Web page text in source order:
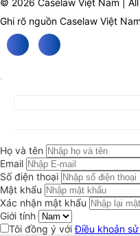
© 2026 Caselaw Việt Nam |
Ghi rõ nguồn Caselaw Việt
Họ và tên
Email
Số điện thoại
Mật khẩu
Xác nhận mật khẩu
Giới tính
Tôi đồng ý vớiĐiều khoản